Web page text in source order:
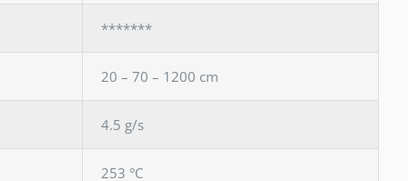
*******
20 – 70 – 1200 cm
4.5 g/s
253 °C